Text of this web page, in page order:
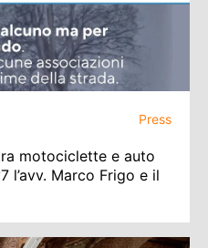
Press
motociclette e auto
l’avv. Marco Frigo e il